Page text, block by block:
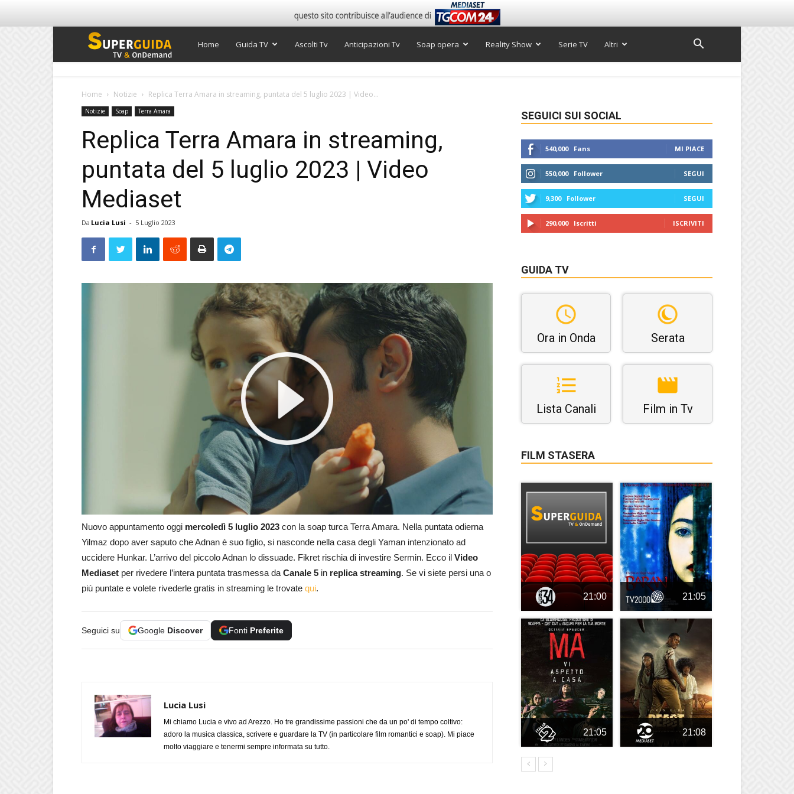
Super
Home Guida TV Ascolti Tv Anticipazioni Tv Soap opera Reality Show Serie TV Altri
Home Notizie Replica Terra Amara in streaming, puntata del 5 luglio 2023 | Video...
Notizie Soap Terra Amara
Replica Terra Amara in streaming,
puntata del 5 luglio 2023 | Video
Mediaset
Da Lucia Lusi - 5 Luglio 2023
Nuovo appuntamento oggi mercoledì 5 luglio 2023 con la soap turca Terra Amara. Nella puntata odierna
Yilmaz dopo aver saputo che Adnan è suo figlio, si nasconde nella casa degli Yaman intenzionato ad
uccidere Hunkar. L’arrivo del piccolo Adnan lo dissuade. Fikret rischia di investire Sermin. Ecco il Video
Mediaset per rivedere l’intera puntata trasmessa da Canale 5 in replica streaming. Se vi siete persi una o
più puntate e volete rivederle gratis in streaming le trovate qui.
Seguici su Google Discover Fonti Preferite
Lucia Lusi
Mi chiamo Lucia e vivo ad Arezzo. Ho tre grandissime passioni che da un po' di tempo coltivo:
adoro la musica classica, scrivere e guardare la TV (in particolare film romantici e soap). Mi piace
molto viaggiare e tenermi sempre informata su tutto.
SEGUICI SUI SOCIAL
540,000 Fans MI PIACE
550,000 Follower SEGUI
9,300 Follower SEGUI
290,000 Iscritti ISCRIVITI
GUIDA TV
Ora in Onda Serata
Lista Canali Film in Tv
FILM STASERA
21:00 21:05
21:05 21:08